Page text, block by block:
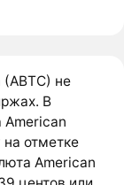
не
В
American
отметке
American